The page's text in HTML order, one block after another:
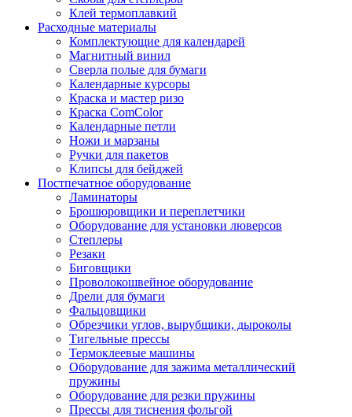
Клей термоплавкий
Расходные материалы
Комплектующие для календарей
Магнитный винил
Сверла полые для бумаги
Календарные курсоры
Краска и мастер ризо
Краска ComColor
Календарные петли
Ножи и марзаны
Ручки для пакетов
Клипсы для бейджей
Постпечатное оборудование
Ламинаторы
Брошюровщики и переплетчики
Оборудование для установки люверсов
Степлеры
Резаки
Биговщики
Проволокошвейное оборудование
Дрели для бумаги
Фальцовщики
Обрезчики углов, вырубщики, дыроколы
Тигельные прессы
Термоклеевые машины
Оборудование для зажима металлический
пружины
Оборудование для резки пружины
Прессы для тиснения фольгой